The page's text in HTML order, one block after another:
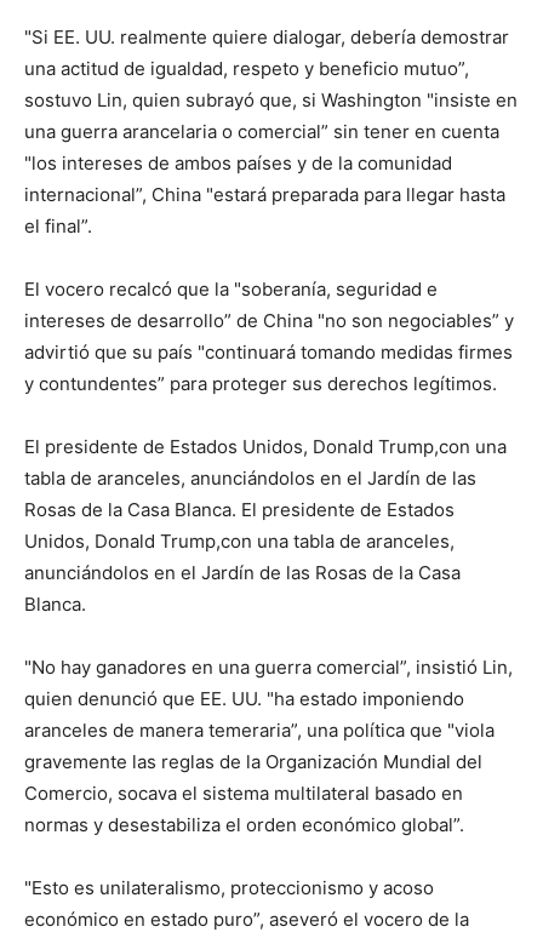
"Si EE. UU. realmente quiere dialogar, debería demostrar
una actitud de igualdad, respeto y beneficio mutuo”,
sostuvo Lin, quien subrayó que, si Washington "insiste en
una guerra arancelaria o comercial” sin tener en cuenta
"los intereses de ambos países y de la comunidad
internacional”, China "estará preparada para llegar hasta
el final”.
El vocero recalcó que la "soberanía, seguridad e
intereses de desarrollo” de China "no son negociables” y
advirtió que su país "continuará tomando medidas firmes
y contundentes” para proteger sus derechos legítimos.
El presidente de Estados Unidos, Donald Trump,con una
tabla de aranceles, anunciándolos en el Jardín de las
Rosas de la Casa Blanca. El presidente de Estados
Unidos, Donald Trump,con una tabla de aranceles,
anunciándolos en el Jardín de las Rosas de la Casa
Blanca.
"No hay ganadores en una guerra comercial”, insistió Lin,
quien denunció que EE. UU. "ha estado imponiendo
aranceles de manera temeraria”, una política que "viola
gravemente las reglas de la Organización Mundial del
Comercio, socava el sistema multilateral basado en
normas y desestabiliza el orden económico global”.
"Esto es unilateralismo, proteccionismo y acoso
económico en estado puro”, aseveró el vocero de la